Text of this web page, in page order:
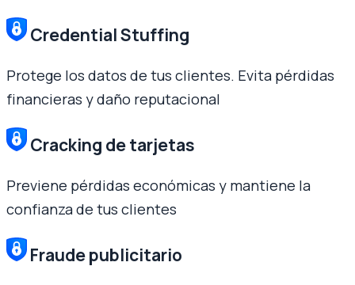
Credential Stuffing
Protege los datos de tus clientes. Evita pérdidas
financieras y daño reputacional
Cracking de tarjetas
Previene pérdidas económicas y mantiene la
confianza de tus clientes
Fraude publicitario